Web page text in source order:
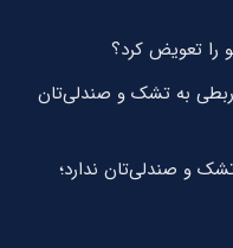
را تعویض کرد؟
به تشک و صندلی‌تان
و صندلی‌تان ندارد؛